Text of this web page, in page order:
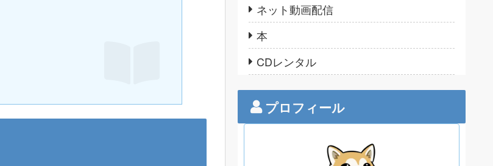
ネット動画配信
本
CDレンタル
プロフィール